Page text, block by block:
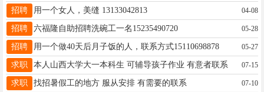
招聘 用一个女人，美缝 13133042813 04-08
招聘 六福隆自助招聘洗碗工一名15235490720 05-28
招聘 用一个做40天后月子饭的人，联系方式15110698878 05-27
求职 本人山西大学大一本科生 可辅导孩子作业 有意者联系 07-15
求职 找招暑假工的地方 服从安排 有需要的联系 07-10